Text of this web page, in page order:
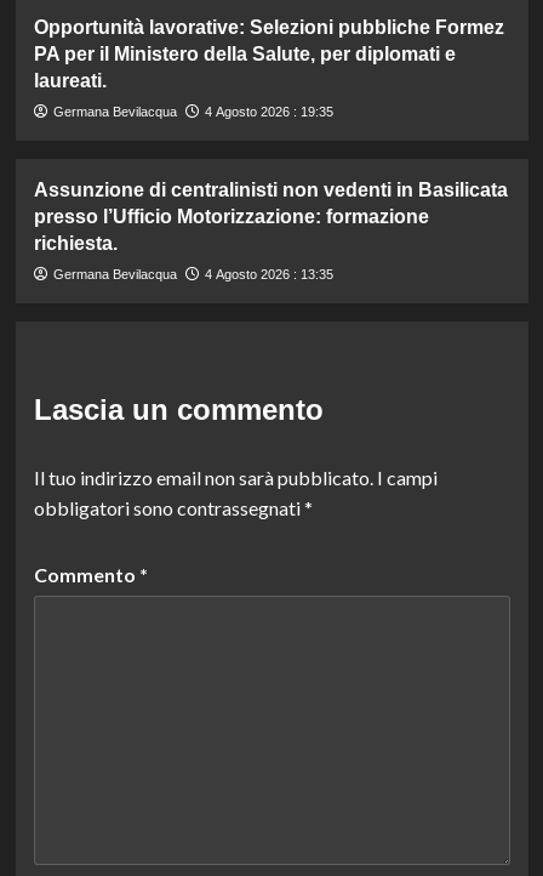
Opportunità lavorative: Selezioni pubbliche Formez
PA per il Ministero della Salute, per diplomati e
laureati.
Germana Bevilacqua 4 Agosto 2026 : 19:35
Assunzione di centralinisti non vedenti in Basilicata
presso l’Ufficio Motorizzazione: formazione
richiesta.
Germana Bevilacqua 4 Agosto 2026 : 13:35
Lascia un commento
Il tuo indirizzo email non sarà pubblicato. I campi
obbligatori sono contrassegnati*
Commento *